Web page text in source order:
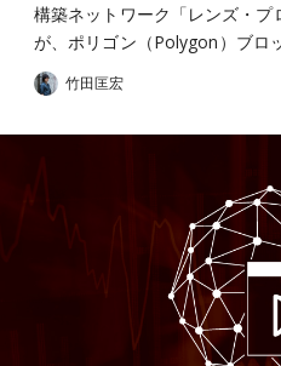
構築ネットワーク「レンズ・
が、ポリゴン（Polygon）ブロ
竹田匡宏